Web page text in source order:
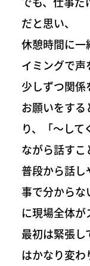
だと思い、
休憩時間に一
イミングで声
少しずつ関係
お願いをする
り、「〜し
ながら話すこ
普段から話
事で分からな
に現場全体が
最初は緊張し
はかなり変わ